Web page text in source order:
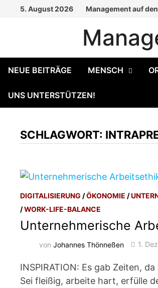
5. August 2026 Management auf
NEUE BEITRÄGE MENSCH
UNS UNTERSTÜTZEN!
SCHLAGWORT:
DIGITALISIERUNG /ÖKONOMIE /
/WORK-LIFE-BALANCE
Unternehmerische
vonJohannes Thönneßen 1.
INSPIRATION: Es gab Zeiten,
Sei fleißig, arbeite hart, erfülle